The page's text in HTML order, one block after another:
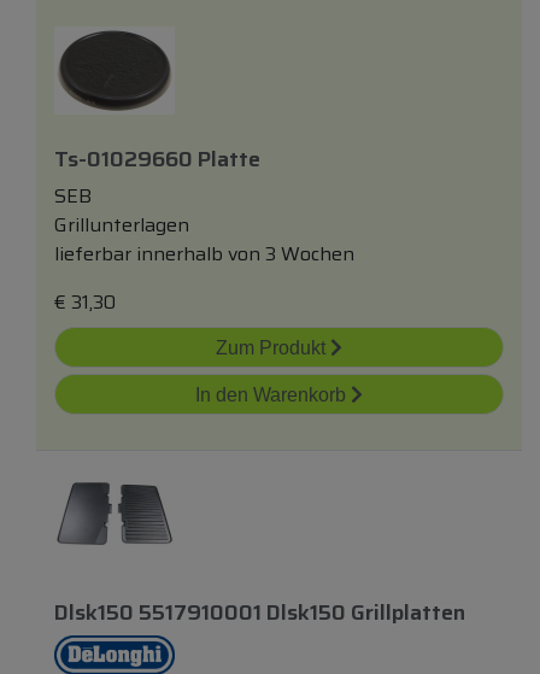
Ts-01029660 Platte
SEB
Grillunterlagen
lieferbar innerhalb von 3 Wochen
€ 31,30
Zum Produkt
In den Warenkorb
Dlsk150 5517910001 Dlsk150 Grillplatten